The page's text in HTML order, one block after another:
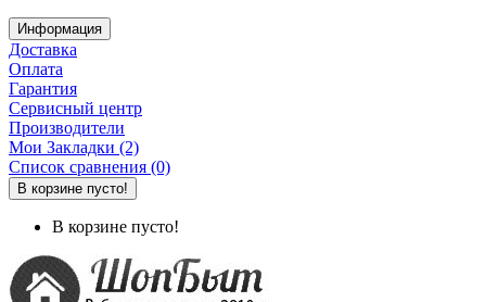
Информация
Доставка
Оплата
Гарантия
Сервисный центр
Производители
Мои Закладки (2)
Список сравнения (0)
В корзине пусто!
В корзине пусто!